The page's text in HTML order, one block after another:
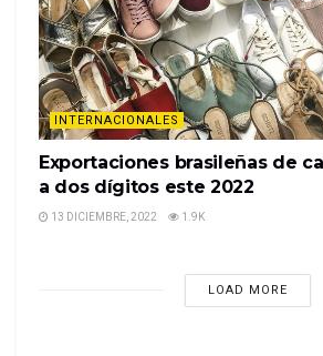
INTERNACIONALES
Exportaciones brasileñas de
a dos dígitos este 2022
13 DICIEMBRE, 2022 1.9K
LOAD MORE